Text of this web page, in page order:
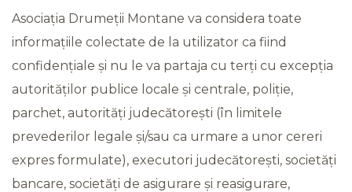
Asociația Drumeții Montane va considera toate
informațiile colectate de la utilizator ca fiind
confidențiale și nu le va partaja cu terți cu excepția
autorităților publice locale și centrale, poliție,
parchet, autorități judecătorești (în limitele
prevederilor legale și/sau ca urmare a unor cereri
expres formulate), executori judecătorești, societăți
bancare, societăți de asigurare și reasigurare,